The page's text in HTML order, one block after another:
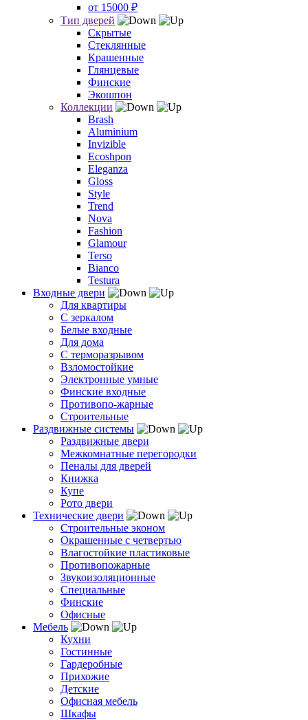
от 15000 ₽
Тип дверей
Скрытые
Стеклянные
Крашенные
Глянцевые
Финские
Экошпон
Коллекции
Brash
Aluminium
Invizible
Ecoshpon
Eleganza
Gloss
Style
Trend
Nova
Fashion
Glamour
Terso
Bianco
Testura
Входные двери
Для квартиры
С зеркалом
Белые входные
Для дома
С терморазрывом
Взломостойкие
Электронные умные
Финские входные
Противопо-жарные
Строительные
Раздвижные системы
Раздвижные двери
Межкомнатные перегородки
Пеналы для дверей
Книжка
Купе
Рото двери
Технические двери
Строительные эконом
Окрашенные с четвертью
Влагостойкие пластиковые
Противопожарные
Звукоизоляционные
Специальные
Финские
Офисные
Мебель
Кухни
Гостинные
Гардеробные
Прихожие
Детские
Офисная мебель
Шкафы